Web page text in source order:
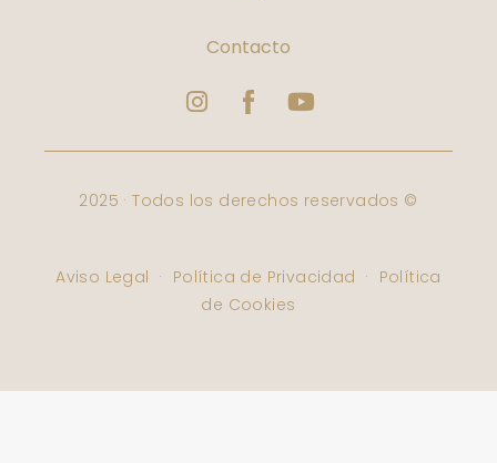
Contacto
Instagram
Logo
Facebook
Youtube
2025 · Todos los derechos reservados ©
Aviso Legal · Política de Privacidad · Política
de Cookies